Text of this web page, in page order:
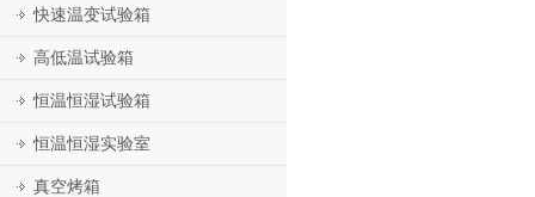
快速温变试验箱
高低温试验箱
恒温恒湿试验箱
恒温恒湿实验室
真空烤箱